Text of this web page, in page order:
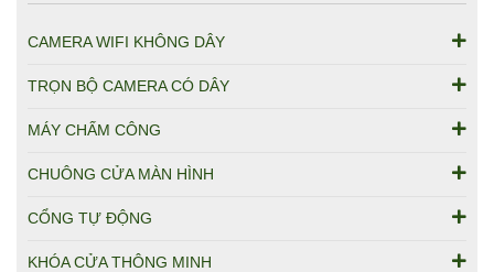
CAMERA WIFI KHÔNG DÂY
TRỌN BỘ CAMERA CÓ DÂY
MÁY CHẤM CÔNG
CHUÔNG CỬA MÀN HÌNH
CỔNG TỰ ĐỘNG
KHÓA CỬA THÔNG MINH